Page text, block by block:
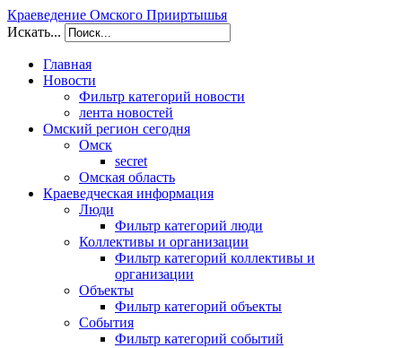
Краеведение Омского Прииртышья
Искать...
Главная
Новости
Фильтр категорий новости
лента новостей
Омский регион сегодня
Омск
secret
Омская область
Краеведческая информация
Люди
Фильтр категорий люди
Коллективы и организации
Фильтр категорий коллективы и
организации
Объекты
Фильтр категорий объекты
События
Фильтр категорий событий